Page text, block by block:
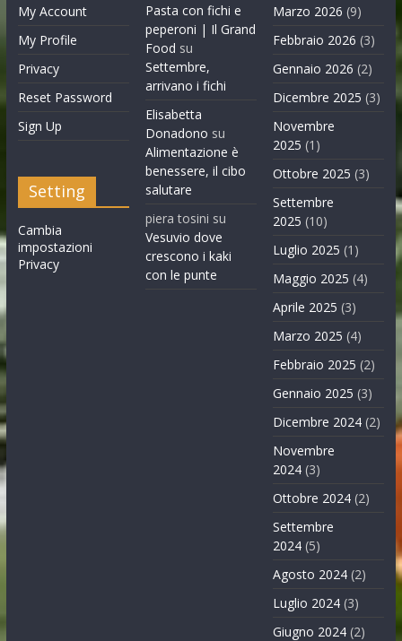
My Account
My Profile
Privacy
Reset Password
Sign Up
Setting
Cambia
impostazioni
Privacy
Pasta con fichi e
peperoni | Il Grand
Food su
Settembre,
arrivano i fichi
Elisabetta
Donadono su
Alimentazione è
benessere, il cibo
salutare
piera tosini su
Vesuvio dove
crescono i kaki
con le punte
Marzo 2026 (9)
Febbraio 2026 (3)
Gennaio 2026 (2)
Dicembre 2025 (3)
Novembre
2025 (1)
Ottobre 2025 (3)
Settembre
2025 (10)
Luglio 2025 (1)
Maggio 2025 (4)
Aprile 2025 (3)
Marzo 2025 (4)
Febbraio 2025 (2)
Gennaio 2025 (3)
Dicembre 2024 (2)
Novembre
2024 (3)
Ottobre 2024 (2)
Settembre
2024 (5)
Agosto 2024 (2)
Luglio 2024 (3)
Giugno 2024 (2)